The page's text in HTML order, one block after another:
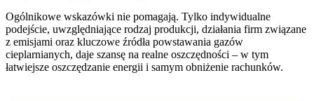
Ogólnikowe wskazówki nie pomagają. Tylko indywidualne
podejście, uwzględniające rodzaj produkcji, działania firm związane
z emisjami oraz kluczowe źródła powstawania gazów
cieplarnianych, daje szansę na realne oszczędności – w tym
łatwiejsze oszczędzanie energii i samym obniżenie rachunków.